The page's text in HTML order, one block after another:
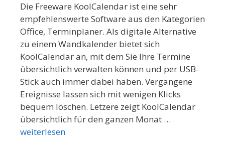
Die Freeware KoolCalendar ist eine sehr
empfehlenswerte Software aus den Kategorien
Office, Terminplaner. Als digitale Alternative
zu einem Wandkalender bietet sich
KoolCalendar an, mit dem Sie Ihre Termine
übersichtlich verwalten können und per USB-
Stick auch immer dabei haben. Vergangene
Ereignisse lassen sich mit wenigen Klicks
bequem löschen. Letzere zeigt KoolCalendar
übersichtlich für den ganzen Monat …
weiterlesen